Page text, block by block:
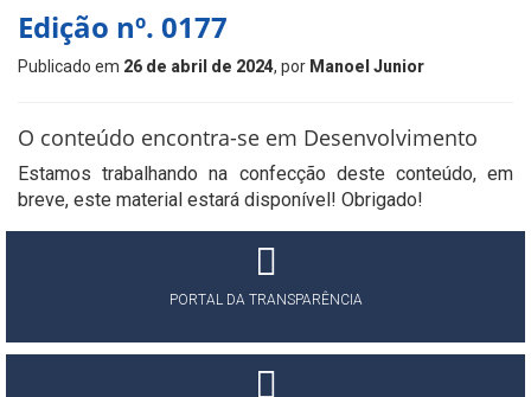
Edição nº. 0177
Publicado em 26 de abril de 2024, por Manoel Junior
O conteúdo encontra-se em Desenvolvimento
Estamos trabalhando na confecção deste conteúdo, em
breve, este material estará disponível! Obrigado!
PORTAL DA TRANSPARÊNCIA